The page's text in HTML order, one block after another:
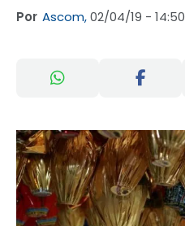
Por Ascom,02/04/19 - 14:50